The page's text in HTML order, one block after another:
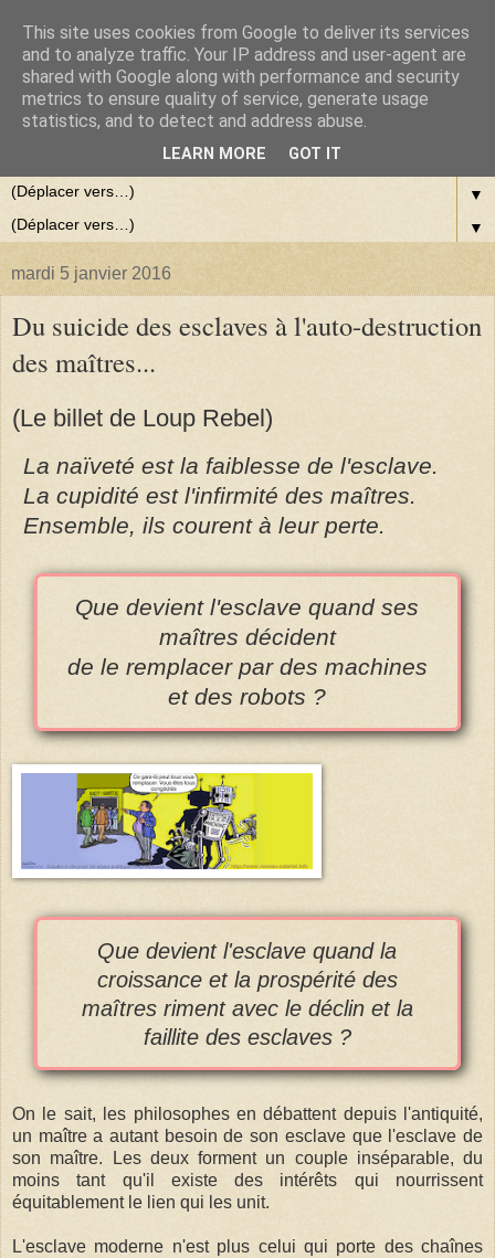
▼
▼
mardi 5 janvier 2016
Du suicide des esclaves à l'auto-destruction
des maîtres...
(Le billet de Loup Rebel)
La naïveté est la faiblesse de l'esclave.
La cupidité est l'infirmité des maîtres.
Ensemble, ils courent à leur perte.
Que devient l'esclave quand ses
maîtres décident
de le remplacer par des machines
et des robots ?
Que devient l'esclave quand la
croissance et la prospérité des
maîtres riment avec le déclin et la
faillite des esclaves ?
On le sait, les philosophes en débattent depuis l'antiquité,
un maître a autant besoin de son esclave que l'esclave de
son maître. Les deux forment un couple inséparable, du
moins tant qu'il existe des intérêts qui nourrissent
équitablement le lien qui les unit.
L'esclave moderne n'est plus celui qui porte des chaînes
This site uses cookies from Google to deliver its services
and to analyze traffic. Your IP address and user-agent are
shared with Google along with performance and security
metrics to ensure quality of service, generate usage
statistics, and to detect and address abuse.
LEARN MORE GOT IT